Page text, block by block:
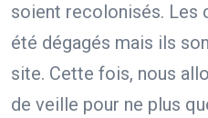
soient recolonisés. Les
été dégagés mais ils
site. Cette fois, nous
de veille pour ne plus